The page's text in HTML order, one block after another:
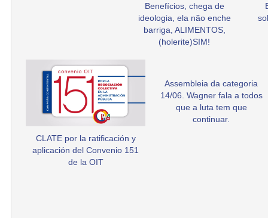
Benefícios, chega de
ideologia, ela não enche
barriga, ALIMENTOS,
(holerite)SIM!
CLATE por la ratificación y
aplicación del Convenio 151
de la OIT
Assembleia da categoria
14/06. Wagner fala a todos
que a luta tem que
continuar.